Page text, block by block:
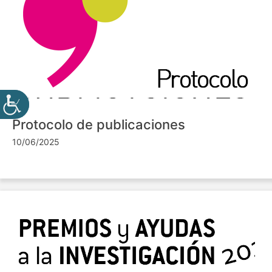
Protocolo de publicaciones
10/06/2025